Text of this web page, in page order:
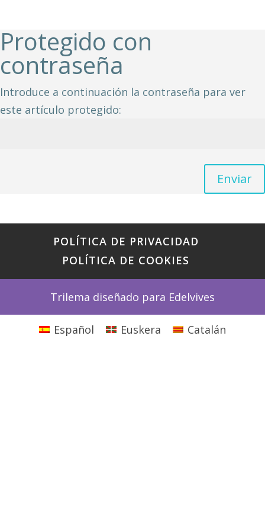
Protegido con
contraseña
Introduce a continuación la contraseña para ver
este artículo protegido:
Enviar
POLÍTICA DE PRIVACIDAD
POLÍTICA DE COOKIES
Trilema diseñado para Edelvives
Español Euskera Catalán